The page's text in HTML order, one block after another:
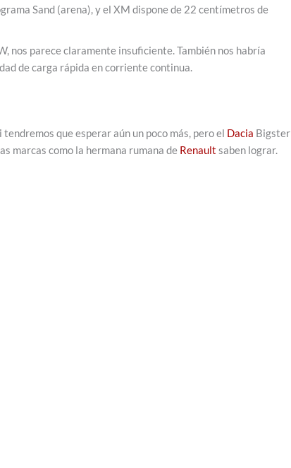
Sand (arena), y el XM dispone de 22 centímetros de
nos parece claramente insuficiente. También nos habría
de carga rápida en corriente continua.
que esperar aún un poco más, pero el Dacia Bigster
marcas como la hermana rumana de Renault saben lograr.